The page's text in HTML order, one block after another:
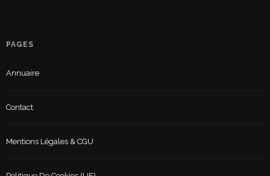
PAGES
Annuaire
Contact
Mentions Légales & CGU